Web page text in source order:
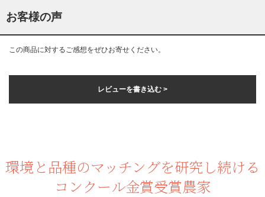
お客様の声
この商品に対するご感想をぜひお寄せください。
レビューを書き込む >
環境と品種のマッチングを研究し続ける
コンクール金賞受賞農家